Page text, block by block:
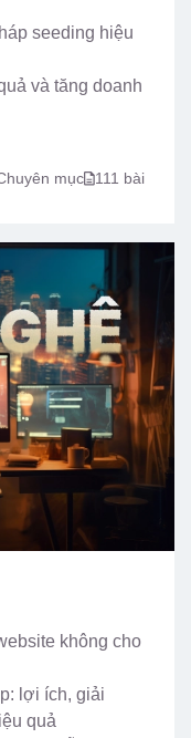
seeding hiệu
và tăng doanh
mục 111 bài
không cho
lợi ích, giải
quả